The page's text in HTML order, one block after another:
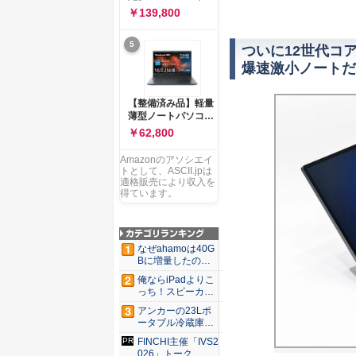
ついに12世代コ
爆速激小ノートだ
ー 83K9003JJP ノー
トPC
ソコン Vivobook 15
M1502NAQ 15.6イ
ンチ AMD Ryzen 7
170 メモリ16GB
SSD 512GB
Microsoft 365
Personal (24か月版)
搭載 Windows 11 重
量1.7kg Wi-Fi 6E ク
ワイエットブルー
M1502NAQ-
￥139,800
5
【整備済み品】軽量
薄型ノートパソコン
dynabook G83 ■
13.3型
FHD(1920x1080) -
高性能第11世代Core
i5-1135G7 - メモリ
16GB - SSD 256GB
USB Type-C - MS
Office 2021 - Win11
搭載
￥62,800
Amazonのアソシエイ
トとして、ASCII.jpは
適格販売により収入を
得ています。
なぜahamoは40G
Bに増量したの
か ...
俺ならiPadよりこ
っち！スピーカー
9個...
アンカーの23Lポ
ータブル冷蔵庫が
Ama...
FINCHI主催「IVS2
026」トーク...